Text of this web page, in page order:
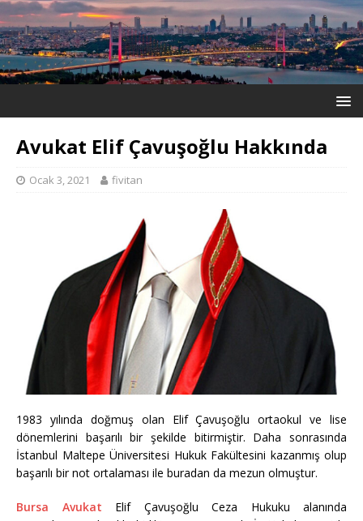
Avukat Elif Çavuşoğlu Hakkında
Ocak 3, 2021 fivitan
1983 yılında doğmuş olan Elif Çavuşoğlu ortaokul ve lise
dönemlerini başarılı bir şekilde bitirmiştir. Daha sonrasında
İstanbul Maltepe Üniversitesi Hukuk Fakültesini kazanmış olup
başarılı bir not ortalaması ile buradan da mezun olmuştur.
Bursa Avukat Elif Çavuşoğlu Ceza Hukuku alanında